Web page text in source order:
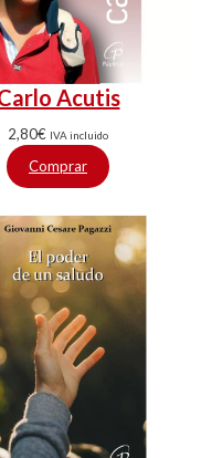
Acutis
2,80€ IVA incluido
Comprar